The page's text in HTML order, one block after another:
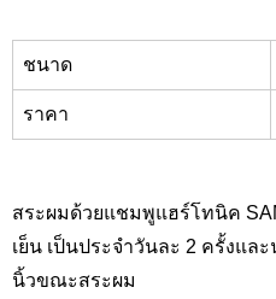
ชนาด
ราคา
สระผมด้วยแชมพูแฮร์โทนิค
เย็น เป็นประจำวันละ 2 ครั้งแล
นิ้วขณะสระผม